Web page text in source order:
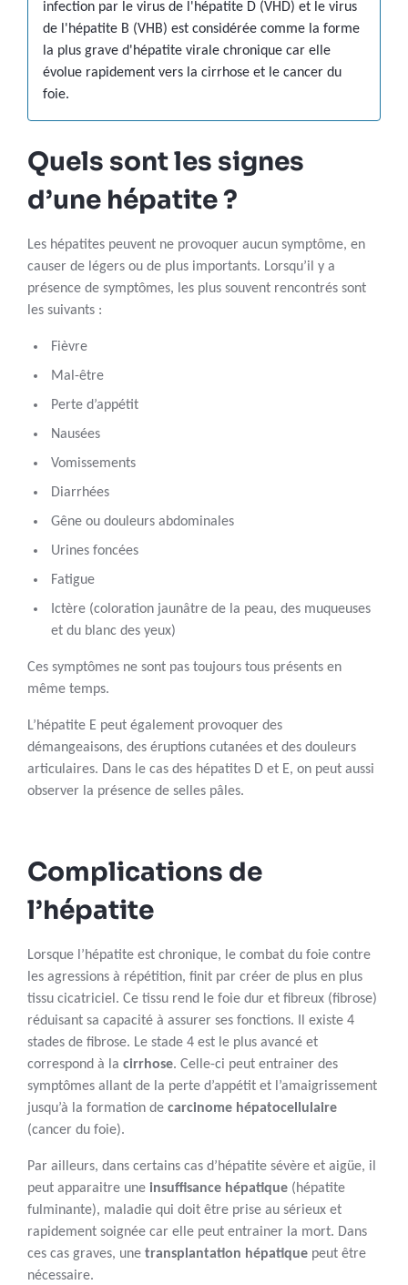
infection par le virus de l'hépatite D (VHD) et le virus
de l'hépatite B (VHB) est considérée comme la forme
la plus grave d'hépatite virale chronique car elle
évolue rapidement vers la cirrhose et le cancer du
foie.
Quels sont les signes
d’une hépatite ?
Les hépatites peuvent ne provoquer aucun symptôme, en
causer de légers ou de plus importants. Lorsqu’il y a
présence de symptômes, les plus souvent rencontrés sont
les suivants :
Fièvre
Mal-être
Perte d’appétit
Nausées
Vomissements
Diarrhées
Gêne ou douleurs abdominales
Urines foncées
Fatigue
Ictère (coloration jaunâtre de la peau, des muqueuses
et du blanc des yeux)
Ces symptômes ne sont pas toujours tous présents en
même temps.
L’hépatite E peut également provoquer des
démangeaisons, des éruptions cutanées et des douleurs
articulaires. Dans le cas des hépatites D et E, on peut aussi
observer la présence de selles pâles.
Complications de
l’hépatite
Lorsque l’hépatite est chronique, le combat du foie contre
les agressions à répétition, finit par créer de plus en plus
tissu cicatriciel. Ce tissu rend le foie dur et fibreux (fibrose)
réduisant sa capacité à assurer ses fonctions. Il existe 4
stades de fibrose. Le stade 4 est le plus avancé et
correspond à la cirrhose. Celle-ci peut entrainer des
symptômes allant de la perte d’appétit et l’amaigrissement
jusqu’à la formation de carcinome hépatocellulaire
(cancer du foie).
Par ailleurs, dans certains cas d’hépatite sévère et aigüe, il
peut apparaitre une insuffisance hépatique (hépatite
fulminante), maladie qui doit être prise au sérieux et
rapidement soignée car elle peut entrainer la mort. Dans
ces cas graves, une transplantation hépatique peut être
nécessaire.